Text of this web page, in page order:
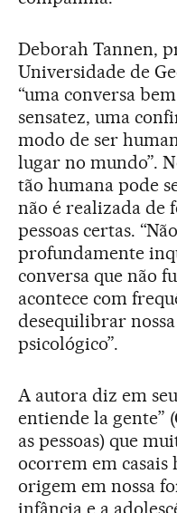
Deborah Tannen,
Universidade de
“uma conversa
sensatez, uma
modo de ser
lugar no mundo”.
tão humana pode
não é realizada de
pessoas certas.
profundamente
conversa que não
acontece com
desequilibrar
psicológico”.
A autora diz em
entiende la gente”
as pessoas) que
ocorrem em casais
origem em nossa